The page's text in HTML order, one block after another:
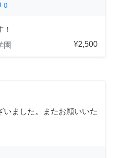
0
園
¥2,500
いました。またお願いいた